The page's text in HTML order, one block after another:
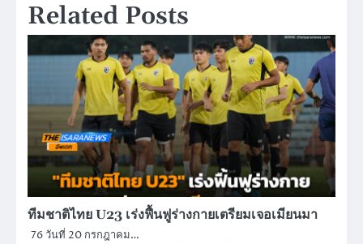
Related Posts
ทีมชาติไทย U23 เร่งฟื้นฟูร่างกายเตรียมเจอเมียนมา
76 วันที่ 20 กรกฎาคม…